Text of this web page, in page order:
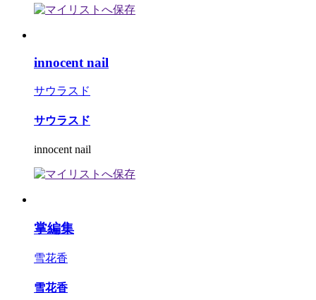
innocent nail
サウラスド
サウラスド
innocent nail
掌編集
雪花香
雪花香